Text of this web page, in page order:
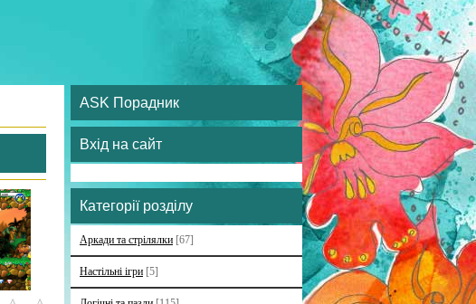
ASK Порадник
Вхід на сайт
Категорії розділу
Аркади та стрілялки [67]
Настільні ігри [5]